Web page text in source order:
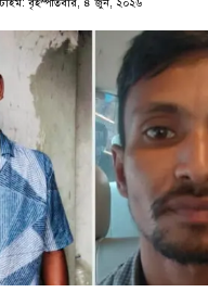
বৃহস্পতিবার, ৪ জুন, ২০২৬